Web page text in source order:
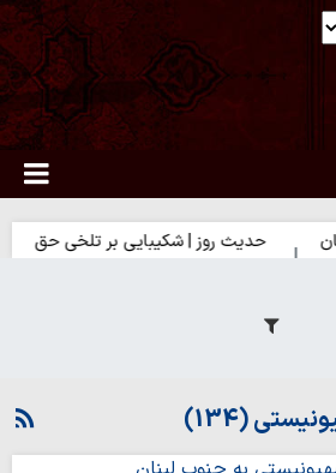
حدیث روز | شکیبایی بر تلخی حق
(134)